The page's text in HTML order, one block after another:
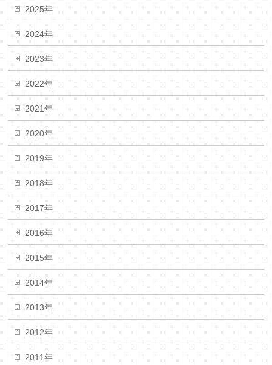
2025年
2024年
2023年
2022年
2021年
2020年
2019年
2018年
2017年
2016年
2015年
2014年
2013年
2012年
2011年